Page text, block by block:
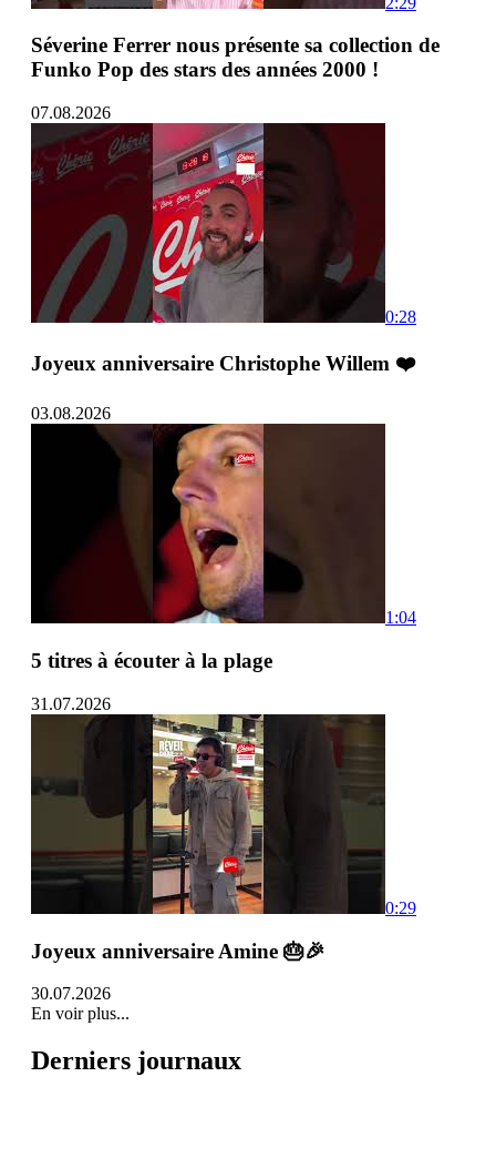
Séverine Ferrer nous présente sa collection de
Funko Pop des stars des années 2000 !
07.08.2026
0:28
Joyeux anniversaire Christophe Willem ❤️
03.08.2026
1:04
5 titres à écouter à la plage
31.07.2026
0:29
Joyeux anniversaire Amine 🎂🎉
30.07.2026
En voir plus...
Derniers journaux